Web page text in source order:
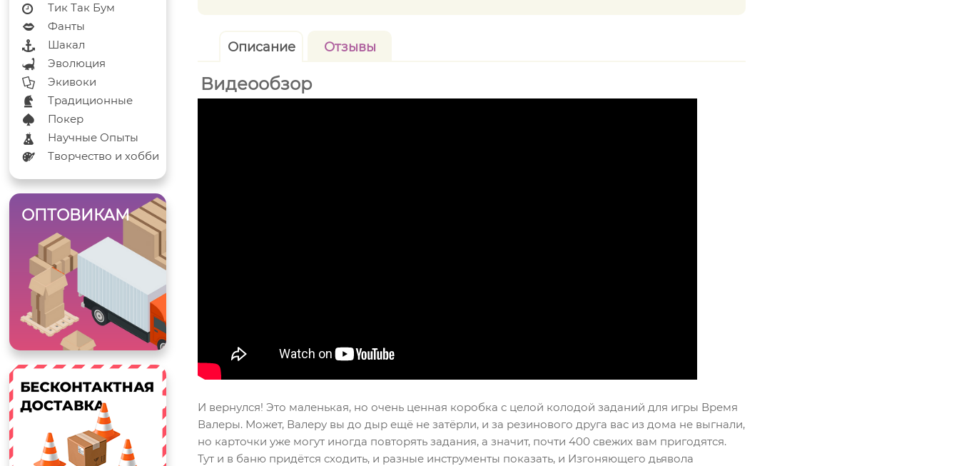
Тик Так Бум
Фанты
Шакал
Эволюция
Экивоки
Традиционные
Покер
Научные Опыты
Творчество и хобби
ОПТОВИКАМ
Описание Отзывы
Видеообзор
И вернулся! Это маленькая, но очень ценная коробка с целой колодой заданий для игры Время
Валеры. Может, Валеру вы до дыр ещё не затёрли, и за резинового друга вас из дома не выгнали,
но карточки уже могут иногда повторять задания, а значит, почти 400 свежих вам пригодятся.
Тут и в баню придётся сходить, и разные инструменты показать, и Изгоняющего дьявола